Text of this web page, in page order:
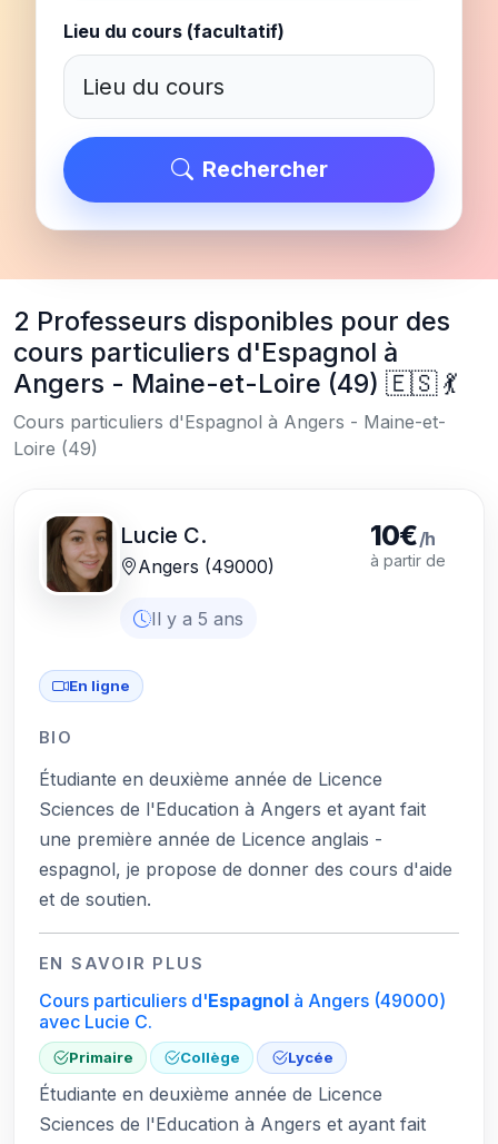
Lieu du cours (facultatif)
Rechercher
2 Professeurs disponibles pour des
cours particuliers d'Espagnol à
Angers - Maine-et-Loire (49) 🇪🇸 💃
Cours particuliers d'Espagnol à Angers - Maine-et-
Loire (49)
Lucie C.
Angers (49000)
Il y a 5 ans
10€/h
à partir de
En ligne
BIO
Étudiante en deuxième année de Licence
Sciences de l'Education à Angers et ayant fait
une première année de Licence anglais -
espagnol, je propose de donner des cours d'aide
et de soutien.
EN SAVOIR PLUS
Cours particuliers d'Espagnolà Angers (49000)
avec Lucie C.
Primaire Collège Lycée
Étudiante en deuxième année de Licence
Sciences de l'Education à Angers et ayant fait